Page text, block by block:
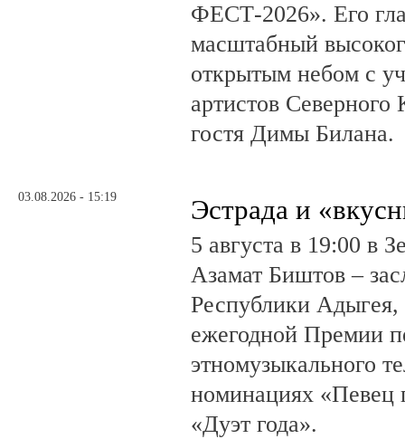
ФЕСТ-2026». Его
масштабный
открытым небом с
артистов Северного
гостя Димы Билана.
03.08.2026 - 15:19 Эстрада и
5 августа в 19:00 в
Азамат Биштов –
Республики
ежегодной Премии
этномузыкального
номинациях «Певец
«Дуэт года».